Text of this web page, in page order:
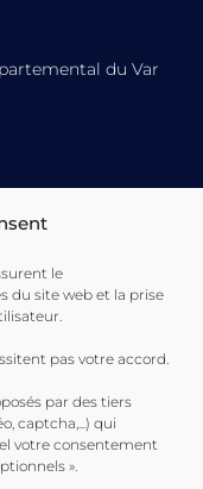
le
du site web et la prise
pas votre accord.
par des tiers
captcha,...) qui
votre consentement
».
du Var
Toulon Ville de